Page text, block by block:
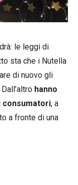
le leggi di
sta che i Nutella
di nuovo gli
hanno
consumatori, a
a fronte di una